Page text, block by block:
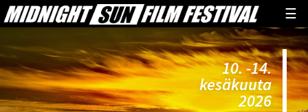
☰
10. -14.
kesäkuuta
2026